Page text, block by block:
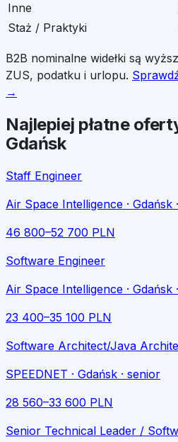
Inne
Staż / Praktyki
B2B nominalne widełki są
ZUS, podatku i urlopu.
→
Najlepiej płatne
Gdańsk
Staff Engineer
Air Space Intelligence · Gdańsk
46 800–52 700 PLN
Software Engineer
Air Space Intelligence · Gdańsk
23 400–35 100 PLN
Software Architect/Java
SPEEDNET · Gdańsk · senior
28 560–33 600 PLN
Senior Technical Leader /